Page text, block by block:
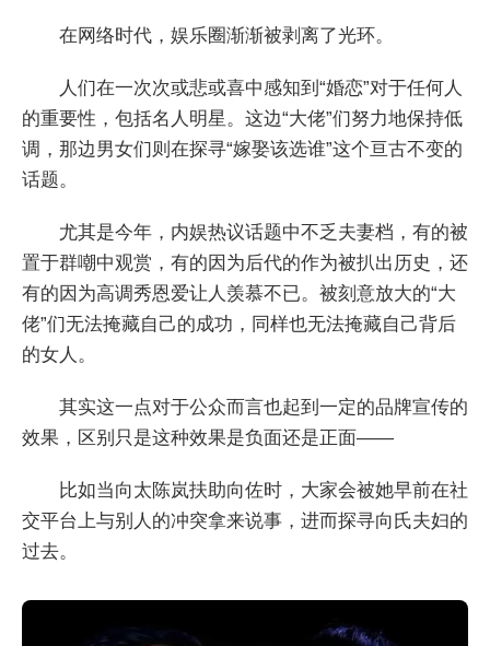
在网络时代，娱乐圈渐渐被剥离了光环。
人们在一次次或悲或喜中感知到“婚恋”对于任何人
的重要性，包括名人明星。这边“大佬”们努力地保持低
调，那边男女们则在探寻“嫁娶该选谁”这个亘古不变的
话题。
尤其是今年，内娱热议话题中不乏夫妻档，有的被
置于群嘲中观赏，有的因为后代的作为被扒出历史，还
有的因为高调秀恩爱让人羡慕不已。被刻意放大的“大
佬”们无法掩藏自己的成功，同样也无法掩藏自己背后
的女人。
其实这一点对于公众而言也起到一定的品牌宣传的
效果，区别只是这种效果是负面还是正面——
比如当向太陈岚扶助向佐时，大家会被她早前在社
交平台上与别人的冲突拿来说事，进而探寻向氏夫妇的
过去。